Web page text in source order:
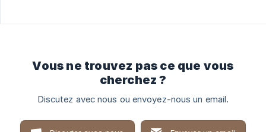
Vous ne trouvez pas ce que vous
cherchez ?
Discutez avec nous ou envoyez-nous un email.